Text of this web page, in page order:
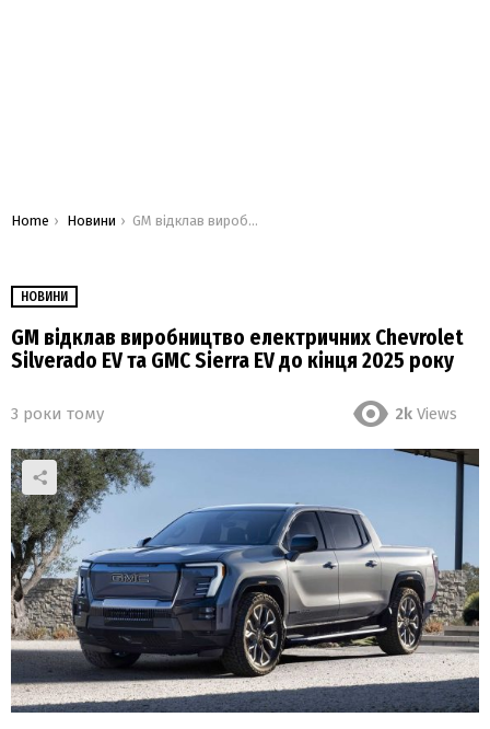
You are here:
Home Новини GM відклав виробництво електричних Chevrolet Silverado EV та GMC Sierra EV до кінця 2025 року
НОВИНИ
GM відклав виробництво електричних Chevrolet
Silverado EV та GMC Sierra EV до кінця 2025 року
3 роки тому 2k Views